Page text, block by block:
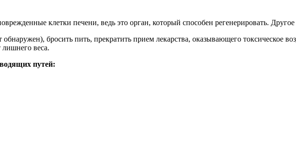
клетки печени, ведь это орган, который способен регенерировать.
бросить пить, прекратить прием лекарства, оказывающего токсическое
лишнего веса.
путей: